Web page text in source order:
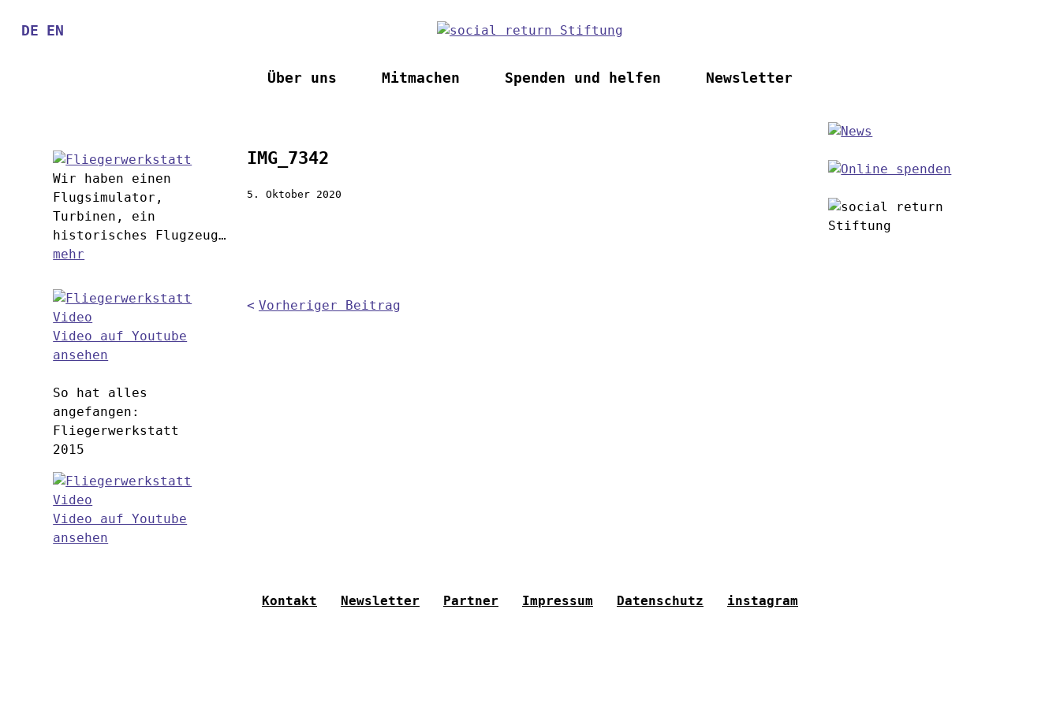
zum
Über uns Mitmachen Spenden und helfen Newsletter
DE EN
Wir haben einen
Flugsimulator,
Turbinen, ein
historisches Flugzeug…
mehr
Video auf Youtube
ansehen
So hat alles
angefangen:
Fliegerwerkstatt
2015
Video auf Youtube
ansehen
IMG_7342
5. Oktober 2020
Vorheriger Beitrag
Kontakt Newsletter Partner Impressum Datenschutz instagram